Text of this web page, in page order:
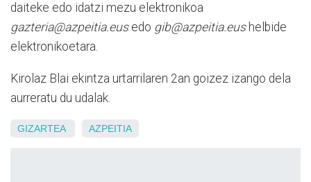
daiteke edo idatzi mezu elektronikoa
gazteria@azpeitia.eusedo gib@azpeitia.eushelbide
elektronikoetara.
Kirolaz Blai ekintza urtarrilaren 2an goizez izango dela
aurreratu du udalak.
GIZARTEA AZPEITIA